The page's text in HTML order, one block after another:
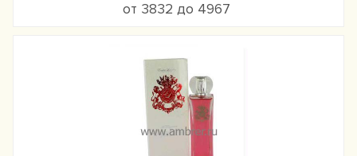
от 3832 до 4967